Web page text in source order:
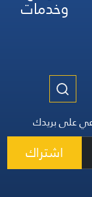
وخدمات
على بريدك
اشتراك